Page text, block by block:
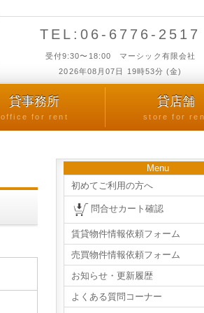
TEL:06-6776-2517
受付9:30〜18:00 マーシック有限会社
2026年08月07日 19時53分 (金)
貸事務所
office for rent
貸店舗
store for
Menu
初めてご利用の方へ
問合せカート確認
賃貸物件情報依頼フォーム
売買物件情報依頼フォーム
お知らせ・更新履歴
よくある質問コーナー